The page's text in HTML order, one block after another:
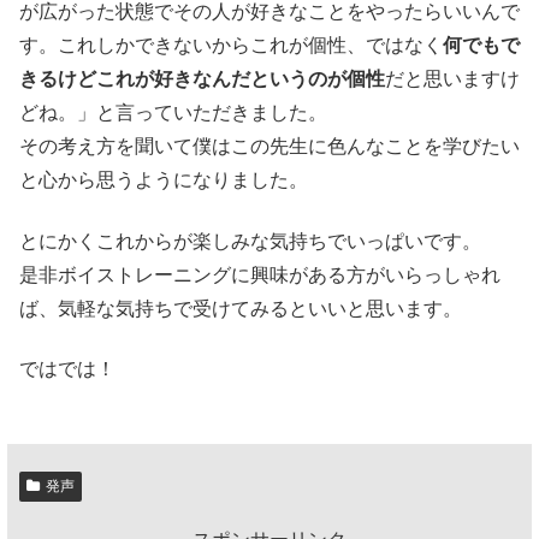
が広がった状態でその人が好きなことをやったらいいんで
す。これしかできないからこれが個性、ではなく 何でもで
きるけどこれが好きなんだというのが個性だと思いますけ
どね。」と言っていただきました。
その考え方を聞いて僕はこの先生に色んなことを学びたい
と心から思うようになりました。
とにかくこれからが楽しみな気持ちでいっぱいです。
是非ボイストレーニングに興味がある方がいらっしゃれ
ば、気軽な気持ちで受けてみるといいと思います。
ではでは！
発声